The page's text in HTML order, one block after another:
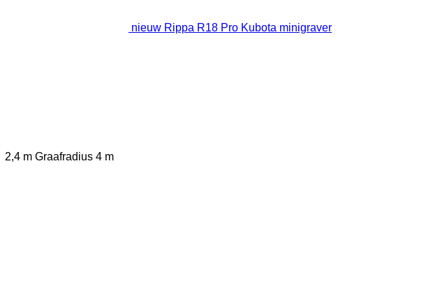
nieuw Rippa R18 Pro Kubota minigraver
2,4 m Graafradius 4 m